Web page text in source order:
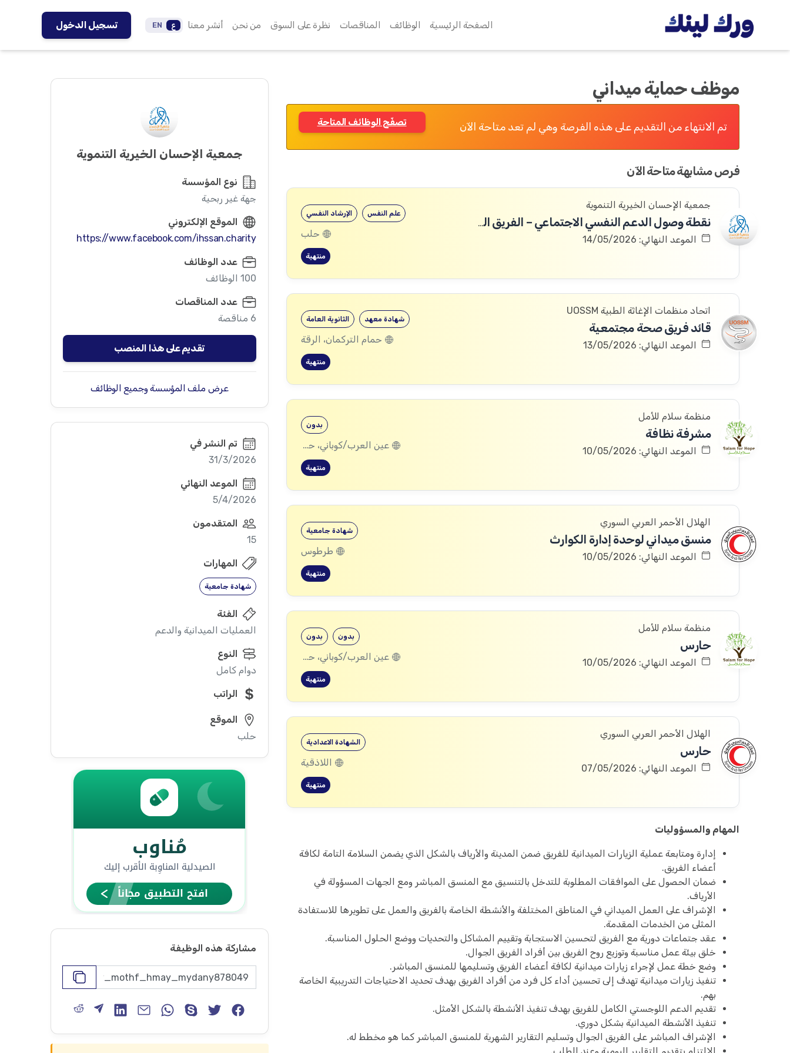
الصفحة الرئيسية الوظائف المناقصات نظرة على السوق من نحن أنشر معنا ع EN تسجيل الدخول
موظف حماية ميداني
تم الانتهاء من التقديم على هذه الفرصة وهي لم تعد متاحة الآن تصفّح الوظائف المتاحة
فرص مشابهة متاحة الآن
جمعية الإحسان الخيرية التنموية
نقطة وصول الدعم النفسي الاجتماعي – الفريق الجوال
الموعد النهائي: 14/05/2026
الإرشاد النفسي علم النفس
حلب
منتهية
اتحاد منظمات الإغاثة الطبية UOSSM
قائد فريق صحة مجتمعية
الموعد النهائي: 13/05/2026
الثانوية العامة شهادة معهد
حمام التركمان، الرقة
منتهية
منظمة سلام للأمل
مشرفة نظافة
الموعد النهائي: 10/05/2026
بدون
عين العرب/كوباني، حلب, العريشة، الحسكة, مركدة، الحسكة
منتهية
الهلال الأحمر العربي السوري
منسق ميداني لوحدة إدارة الكوارث
الموعد النهائي: 10/05/2026
شهادة جامعية
طرطوس
منتهية
منظمة سلام للأمل
حارس
الموعد النهائي: 10/05/2026
بدون بدون
عين العرب/كوباني، حلب, العريشة، الحسكة, مركدة، الحسكة
منتهية
الهلال الأحمر العربي السوري
حارس
الموعد النهائي: 07/05/2026
الشهادة الاعدادية
اللاذقية
منتهية
المهام والمسؤوليات
إدارة ومتابعة عملية الزيارات الميدانية للفريق ضمن المدينة والأرياف بالشكل الذي يضمن السلامة التامة لكافة
أعضاء الفريق.
ضمان الحصول على الموافقات المطلوبة للتدخل بالتنسيق مع المنسق المباشر ومع الجهات المسؤولة في
الأرياف.
الإشراف على العمل الميداني في المناطق المختلفة والأنشطة الخاصة بالفريق والعمل على تطويرها للاستفادة
المثلى من الخدمات المقدمة.
عقد جتماعات دورية مع الفريق لتحسين الاستجابة وتقييم المشاكل والتحديات ووضع الحلول المناسبة.
خلق بيئة عمل مناسبة وتوزيع روح الفريق بين أفراد الفريق الجوال.
وضع خطة عمل لإجراء زيارات ميدانية لكافة أعضاء الفريق وتسليمها للمنسق المباشر.
تنفيذ زيارات ميدانية تهدف إلى تحسين أداء كل فرد من أفراد الفريق بهدف تحديد الاحتياجات التدريبية الخاصة
بهم.
تقديم الدعم اللوجستي الكامل للفريق بهدف تنفيذ الأنشطة بالشكل الأمثل.
تنفيذ الأنشطة الميدانية بشكل دوري.
الإشراف المباشر على الفريق الجوال وتسليم التقارير الشهرية للمنسق المباشر كما هو مخطط له.
جمعية الإحسان الخيرية التنموية
نوع المؤسسة
جهة غير ربحية
الموقع الإلكتروني
https://www.facebook.com/ihssan.charity
عدد الوظائف
100 الوظائف
عدد المناقصات
6 مناقصة
تقديم على هذا المنصب
عرض ملف المؤسسة وجميع الوظائف
تم النشر في
31/3/2026
الموعد النهائي
5/4/2026
المتقدمون
15
المهارات
شهادة جامعية
الفئة
العمليات الميدانية والدعم
النوع
دوام كامل
الراتب
الموقع
حلب
مشاركة هذه الوظيفة